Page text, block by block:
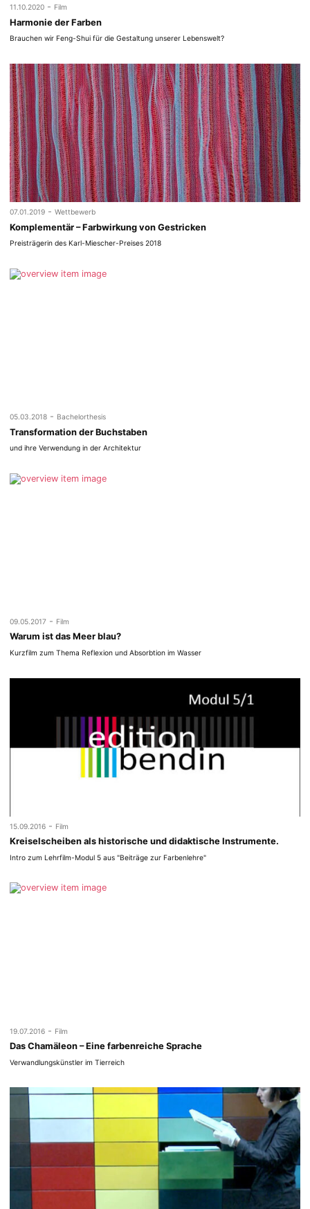
11.10.2020 - Film
Harmonie der Farben
Brauchen wir Feng-Shui für die Gestaltung unserer Lebenswelt?
07.01.2019 - Wettbewerb
Komplementär – Farbwirkung von Gestricken
Preisträgerin des Karl-Miescher-Preises 2018
05.03.2018 - Bachelorthesis
Transformation der Buchstaben
und ihre Verwendung in der Architektur
09.05.2017 - Film
Warum ist das Meer blau?
Kurzfilm zum Thema Reflexion und Absorbtion im Wasser
15.09.2016 - Film
Kreiselscheiben als historische und didaktische Instrumente.
Intro zum Lehrfilm-Modul 5 aus "Beiträge zur Farbenlehre"
19.07.2016 - Film
Das Chamäleon – Eine farbenreiche Sprache
Verwandlungskünstler im Tierreich